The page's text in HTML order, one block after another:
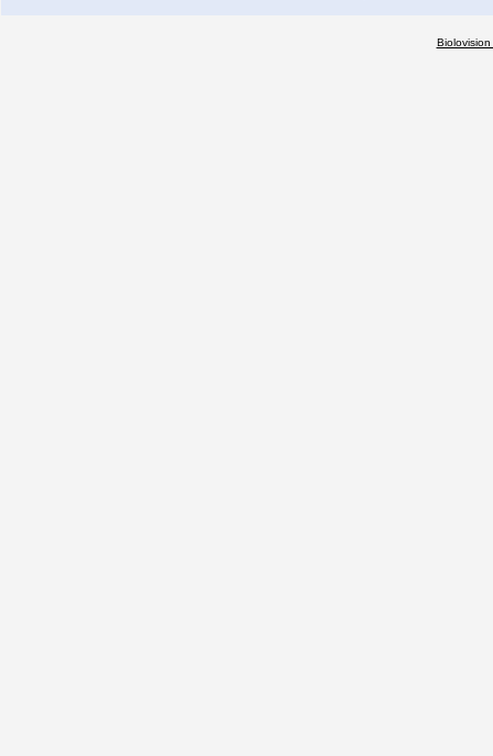
Biolovision